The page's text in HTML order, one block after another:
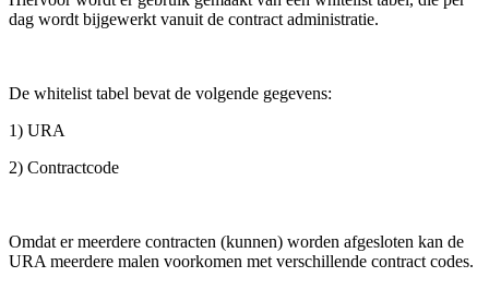
dag wordt bijgewerkt vanuit de contract administratie.
De whitelist tabel bevat de volgende gegevens:
1) URA
2) Contractcode
Omdat er meerdere contracten (kunnen) worden afgesloten kan de
URA meerdere malen voorkomen met verschillende contract codes.